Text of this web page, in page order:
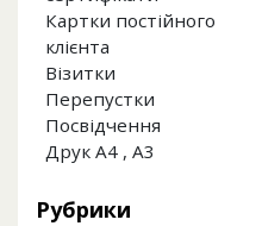
Картки постійного
клієнта
Візитки
Перепустки
Посвідчення
Друк А4 , А3
Рубрики